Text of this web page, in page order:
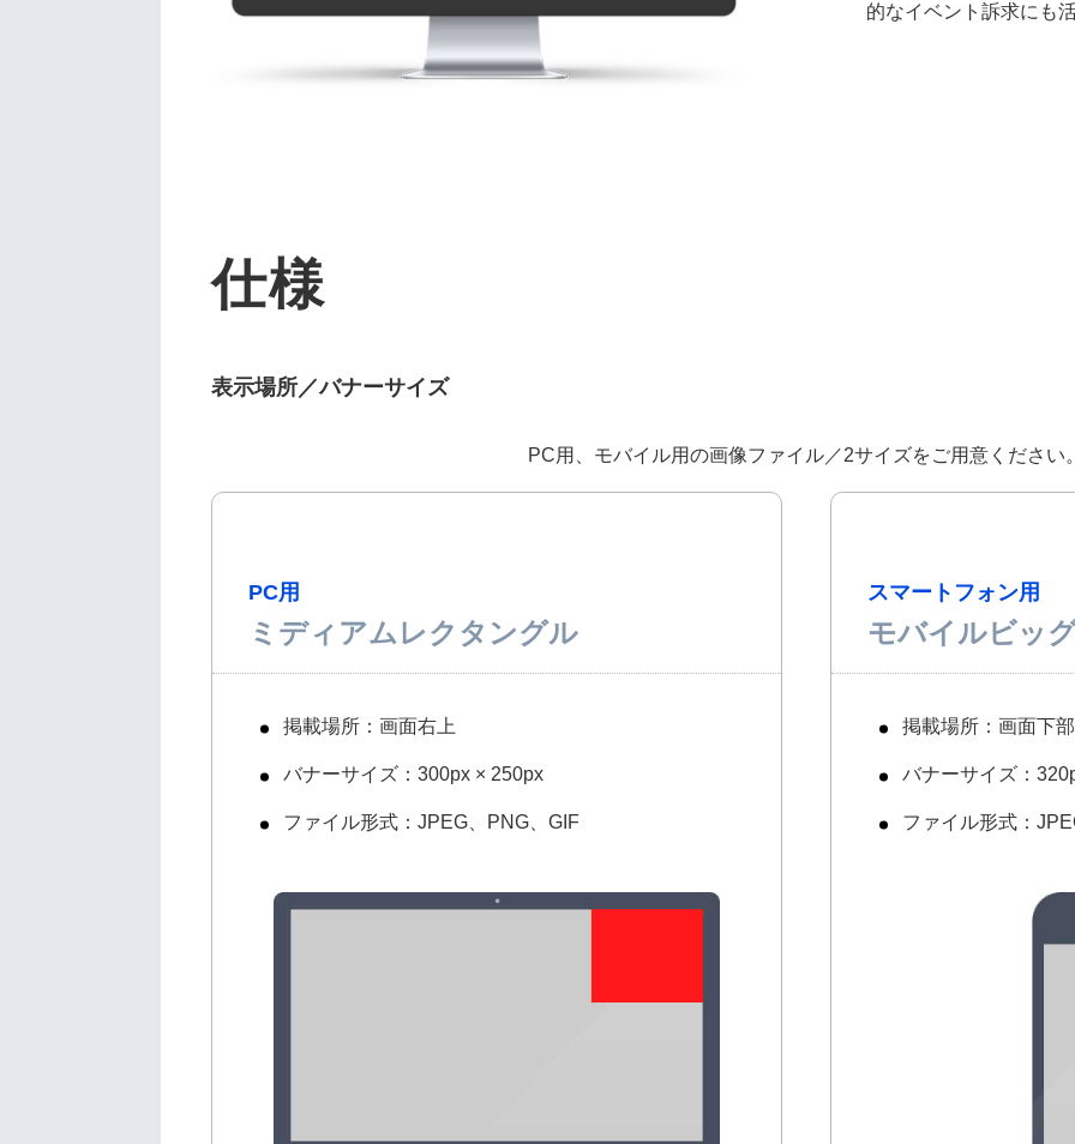
的なイベント訴求にも
仕様
表示場所／バナーサイズ
PC用、モバイル用の画像ファイル／2サイズをご用意ください
PC用
ミディアムレクタングル
掲載場所：画面右上
バナーサイズ：300px × 250px
ファイル形式：JPEG、PNG、GIF
スマートフォン用
モバイルビッ
掲載場所：画面下部
バナーサイズ：
ファイル形式：